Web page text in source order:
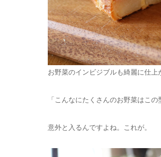
お野菜のインビジブルも綺麗に仕上
「こんなにたくさんのお野菜はこ
意外と入るんですよね。これが。